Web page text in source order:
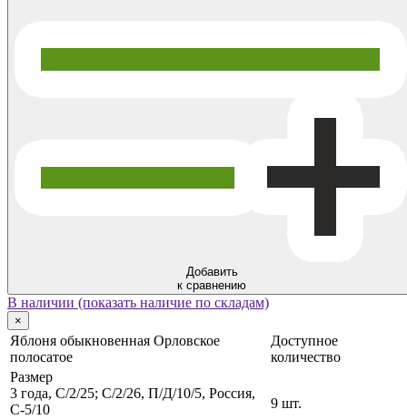
Добавить
к сравнению
В наличии (показать наличие по складам)
×
Яблоня обыкновенная Орловское
полосатое
Доступное
количество
Размер
3 года, С/2/25; C/2/26, П/Д/10/5, Россия,
C-5/10
9 шт.